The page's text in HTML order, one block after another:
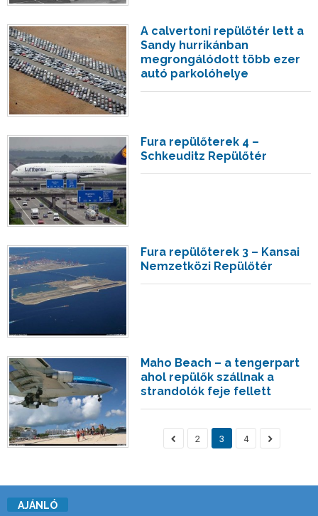
A calvertoni repülőtér lett a
Sandy hurrikánban
megrongálódott több ezer
autó parkolóhelye
Fura repülőterek 4 –
Schkeuditz Repülőtér
Fura repülőterek 3 – Kansai
Nemzetközi Repülőtér
Maho Beach – a tengerpart
ahol repülők szállnak a
strandolók feje fellett
2 3 4
AJÁNLÓ